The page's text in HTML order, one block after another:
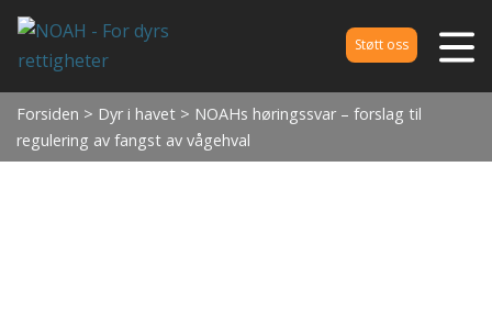
Støtt oss
Forsiden > Dyr i havet > NOAHs høringssvar – forslag til
regulering av fangst av vågehval